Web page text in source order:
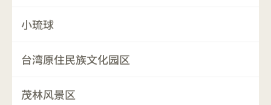
小琉球
台湾原住民族文化园区
茂林风景区